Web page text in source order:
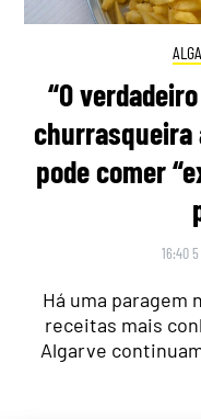
“O
churrasqueira
pode comer
16:40
Há uma paragem
receitas mais
Algarve